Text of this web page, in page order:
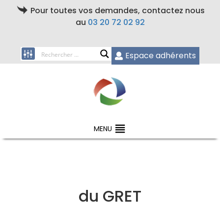
Pour toutes vos demandes, contactez nous
au 03 20 72 02 92
Espace adhérents
MENU
du GRET